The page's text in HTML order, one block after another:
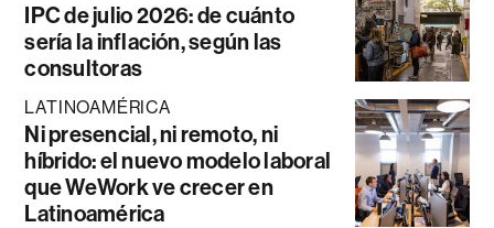
IPC de julio 2026: de cuánto
sería la inflación, según las
consultoras
LATINOAMÉRICA
Ni presencial, ni remoto, ni
híbrido: el nuevo modelo laboral
que WeWork ve crecer en
Latinoamérica